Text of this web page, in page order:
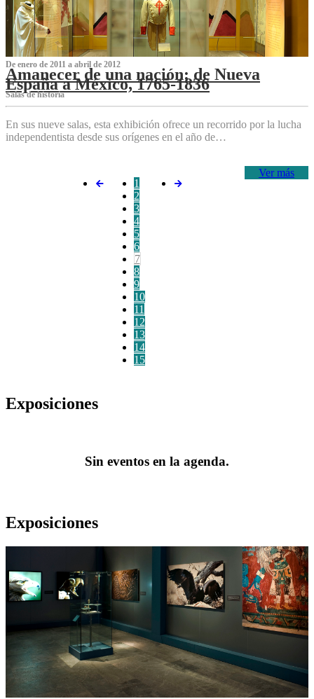
De enero de 2011 a abril de 2012
Amanecer de una nación: de Nueva
España a México, 1765-1836
Salas de historia
En sus nueve salas, esta exhibición ofrece un recorrido por la lucha
independentista desde sus orígenes en el año de…
Ver más
1
2
3
4
5
6
7
8
9
10
11
12
13
14
15
Exposiciones
Sin eventos en la agenda.
Exposiciones